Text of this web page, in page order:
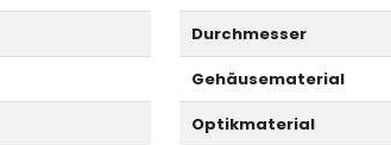
Durchmesser
Gehäusematerial
Optikmaterial